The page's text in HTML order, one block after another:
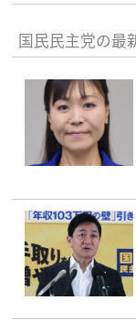
国民民主党の最